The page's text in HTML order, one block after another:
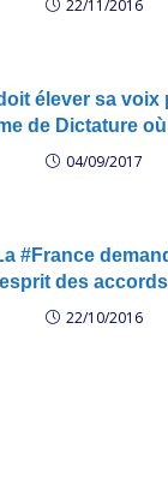
22/11/2016
élever sa
de Dictature où
04/09/2017
#France
des
22/10/2016